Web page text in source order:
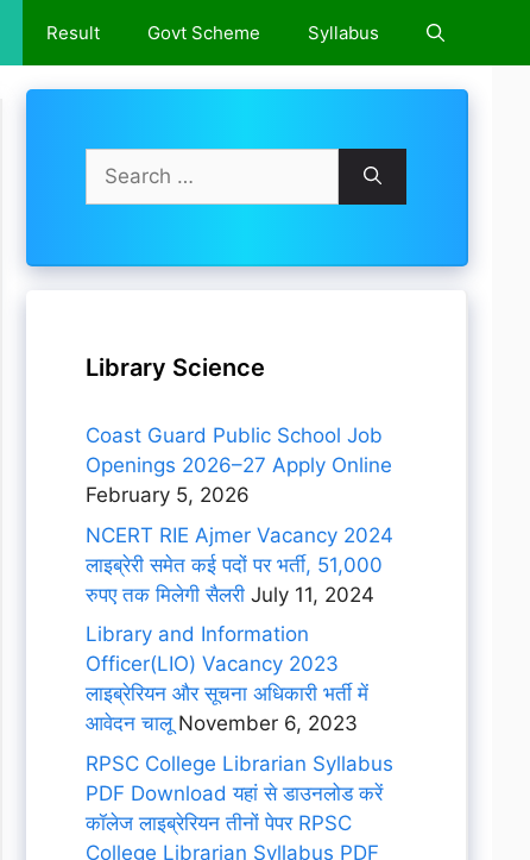
Result Govt Scheme Syllabus
Search
for:
Library Science
Coast Guard Public School Job
Openings 2026–27 Apply Online
February 5, 2026
NCERT RIE Ajmer Vacancy 2024
लाइब्रेरी समेत कई पदों पर भर्ती, 51,000
रुपए तक मिलेगी सैलरी July 11, 2024
Library and Information
Officer(LIO) Vacancy 2023
लाइब्रेरियन और सूचना अधिकारी भर्ती में
आवेदन चालूNovember 6, 2023
RPSC College Librarian Syllabus
PDF Download यहां से डाउनलोड करें
कॉलेज लाइब्रेरियन तीनों पेपर RPSC
College Librarian Syllabus PDF